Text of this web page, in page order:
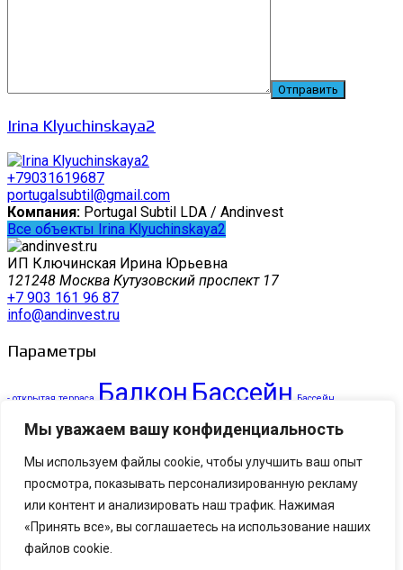
Мы уважаем вашу конфиденциальность
Мы используем файлы cookie, чтобы улучшить ваш опыт
просмотра, показывать персонализированную рекламу
или контент и анализировать наш трафик. Нажимая
«Принять все», вы соглашаетесь на использование наших
файлов cookie.
Irina Klyuchinskaya2
+79031619687
portugalsubtil@gmail.com
Компания: Portugal Subtil LDA / Andinvest
Все объекты Irina Klyuchinskaya2
ИП Ключинская Ирина Юрьевна
121248 Москва Кутузовский проспект 17
+7 903 161 96 87
info@andinvest.ru
Параметры
- открытая терраса Балкон Бассейн Бассейн,
небольшим бассейном Паркинг, душевая, кухня, охрана Терраса,
бассейн, тренажерный зал, охрана, паркинг
Присоединяйтесь
andinvest.ru I Все права защищены.